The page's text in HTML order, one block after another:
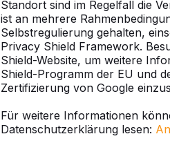
Standort sind im Regelfall die
ist an mehrere
Selbstregulierung gehalten,
Privacy Shield Framework.
Shield-Website, um weitere
Shield-Programm der EU und
Zertifizierung von Google
Für weitere Informationen
Datenschutzerklärung lesen:
Anthrazit-Beton
246 x 193 x 75 cm
7 cm